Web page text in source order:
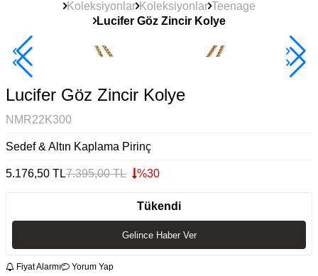
Koleksiyonlar Koleksiyonlar Teenage
Lucifer Göz Zincir Kolye
2+ Ürüne +%10
Lucifer Göz Zincir Kolye
NMR22K300
Sedef & Altın Kaplama Pirinç
5.176,50 TL7.395,00TL %30
Tükendi
Gelince Haber Ver
Fiyat Alarmı Yorum Yap